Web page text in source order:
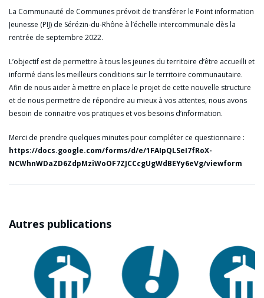
La Communauté de Communes prévoit de transférer le Point information
Jeunesse (PIJ) de Sérézin-du-Rhône à l’échelle intercommunale dès la
rentrée de septembre 2022.
L’objectif est de permettre à tous les jeunes du territoire d’être accueilli et
informé dans les meilleurs conditions sur le territoire communautaire.
Afin de nous aider à mettre en place le projet de cette nouvelle structure
et de nous permettre de répondre au mieux à vos attentes, nous avons
besoin de connaitre vos pratiques et vos besoins d’information.
Merci de prendre quelques minutes pour compléter ce questionnaire :
https://docs.google.com/forms/d/e/1FAIpQLSeI7fRoX-
NCWhnWDaZD6ZdpMziWoOF7ZJCCcgUgWdBEYy6eVg/viewform
Autres publications